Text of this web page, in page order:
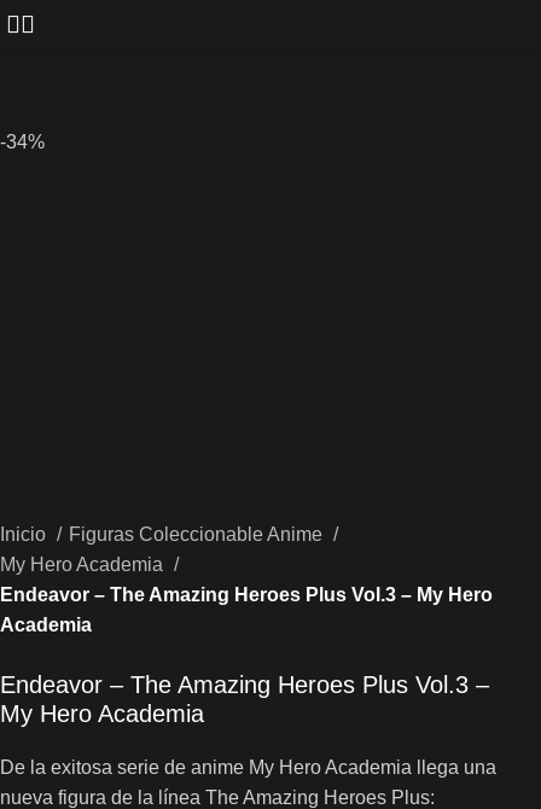
-34%
Inicio
Figuras Coleccionable Anime
My Hero Academia
Endeavor – The Amazing Heroes Plus Vol.3 – My Hero
Academia
Endeavor – The Amazing Heroes Plus Vol.3 –
My Hero Academia
De la exitosa serie de anime My Hero Academia llega una
nueva figura de la línea The Amazing Heroes Plus: